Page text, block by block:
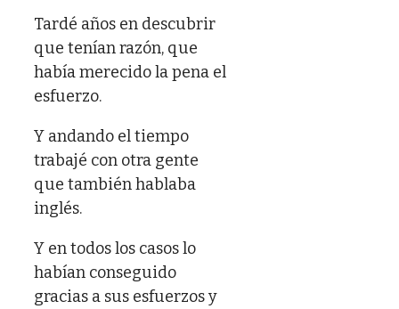
Tardé años en descubrir
que tenían razón, que
había merecido la pena el
esfuerzo.
Y andando el tiempo
trabajé con otra gente
que también hablaba
inglés.
Y en todos los casos lo
habían conseguido
gracias a sus esfuerzos y